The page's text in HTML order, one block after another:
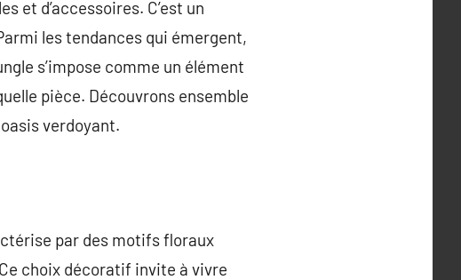
et d’accessoires. C’est un
les tendances qui émergent,
s’impose comme un élément
pièce. Découvrons ensemble
verdoyant.
par des motifs floraux
choix décoratif invite à vivre